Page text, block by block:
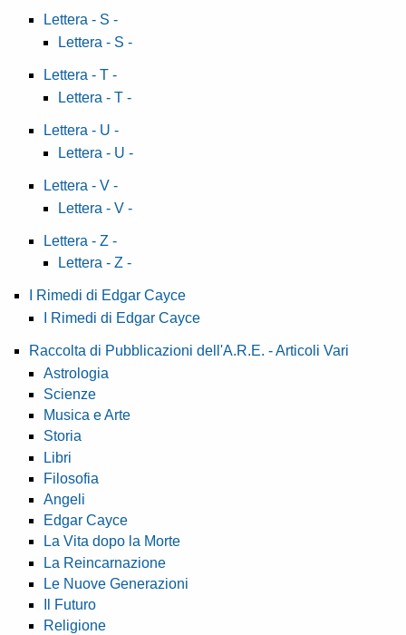
Lettera - S -
Lettera - S -
Lettera - T -
Lettera - T -
Lettera - U -
Lettera - U -
Lettera - V -
Lettera - V -
Lettera - Z -
Lettera - Z -
I Rimedi di Edgar Cayce
I Rimedi di Edgar Cayce
Raccolta di Pubblicazioni dell'A.R.E. - Articoli Vari
Astrologia
Scienze
Musica e Arte
Storia
Libri
Filosofia
Angeli
Edgar Cayce
La Vita dopo la Morte
La Reincarnazione
Le Nuove Generazioni
Il Futuro
Religione